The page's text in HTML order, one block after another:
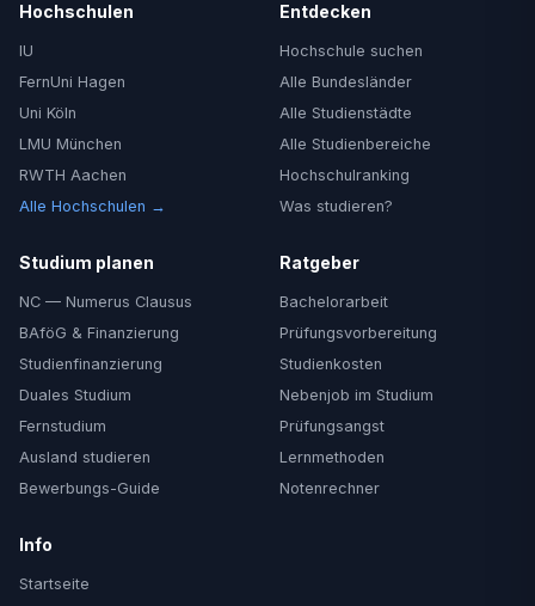
Hochschulen
IU
FernUni Hagen
Uni Köln
LMU München
RWTH Aachen
Alle Hochschulen →
Entdecken
Hochschule suchen
Alle Bundesländer
Alle Studienstädte
Alle Studienbereiche
Hochschulranking
Was studieren?
Studium planen
NC — Numerus Clausus
BAföG & Finanzierung
Studienfinanzierung
Duales Studium
Fernstudium
Ausland studieren
Bewerbungs-Guide
Ratgeber
Bachelorarbeit
Prüfungsvorbereitung
Studienkosten
Nebenjob im Studium
Prüfungsangst
Lernmethoden
Notenrechner
Info
Startseite